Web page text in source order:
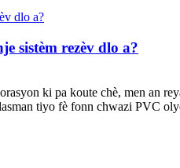
sistèm rezèv dlo a?
ki pa koute chè, men an
tiyo fè fonn chwazi PVC